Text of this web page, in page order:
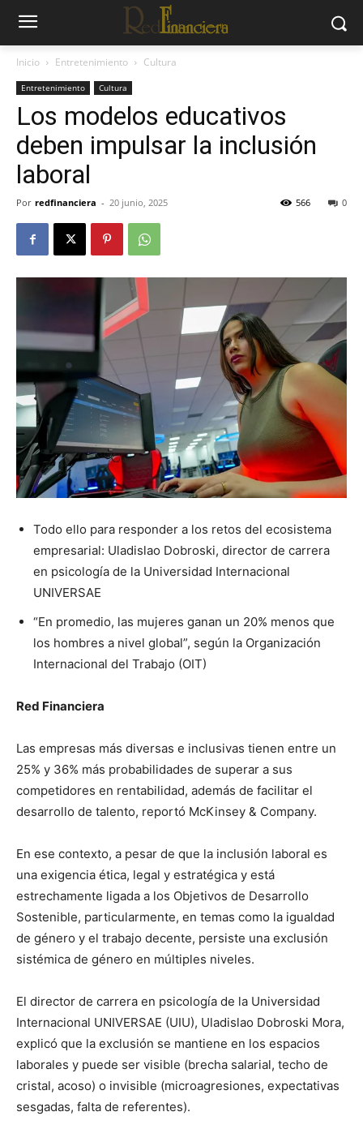
Inicio Entretenimiento Cultura
Entretenimiento Cultura
Los modelos educativos
deben impulsar la inclusión
laboral
Por redfinanciera - 20 junio, 2025 0
566
Todo ello para responder a los retos del ecosistema
empresarial: Uladislao Dobroski, director de carrera
en psicología de la Universidad Internacional
UNIVERSAE
“En promedio, las mujeres ganan un 20% menos que
los hombres a nivel global”, según la Organización
Internacional del Trabajo (OIT)
Red Financiera
Las empresas más diversas e inclusivas tienen entre un
25% y 36% más probabilidades de superar a sus
competidores en rentabilidad, además de facilitar el
desarrollo de talento, reportó McKinsey & Company.
En ese contexto, a pesar de que la inclusión laboral es
una exigencia ética, legal y estratégica y está
estrechamente ligada a los Objetivos de Desarrollo
Sostenible, particularmente, en temas como la igualdad
de género y el trabajo decente, persiste una exclusión
sistémica de género en múltiples niveles.
El director de carrera en psicología de la Universidad
Internacional UNIVERSAE (UIU), Uladislao Dobroski Mora,
explicó que la exclusión se mantiene en los espacios
laborales y puede ser visible (brecha salarial, techo de
cristal, acoso) o invisible (microagresiones, expectativas
sesgadas, falta de referentes).